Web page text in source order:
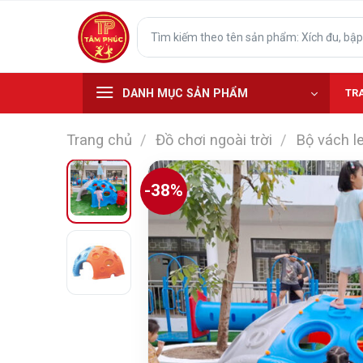
Tìm
kiếm:
DANH MỤC SẢN PHẨM
Trang chủ / Đồ chơi ngoài trời / Bộ vách
-38%